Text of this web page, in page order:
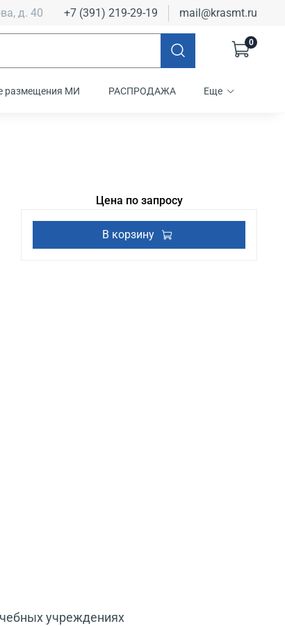
д. 40 +7 (391) 219-29-19 mail@krasmt.ru
0
размещения МИ РАСПРОДАЖА Еще
Цена по запросу
В корзину
учреждениях